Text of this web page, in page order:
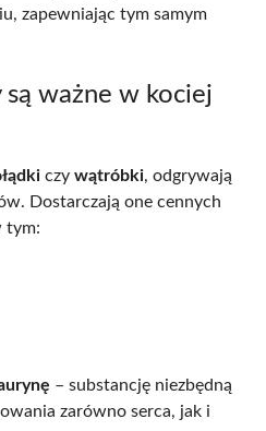
zapewniając tym samym
ważne w kociej
czy wątróbki, odgrywają
Dostarczają one cennych
tym:
– substancję niezbędną
zarówno serca, jak i